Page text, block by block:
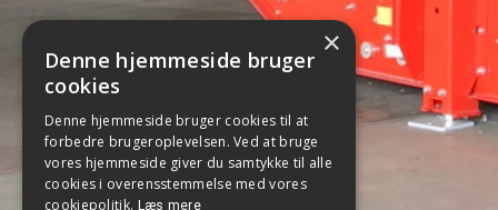
×
Denne hjemmeside bruger
cookies
Denne hjemmeside bruger cookies til at
forbedre brugeroplevelsen. Ved at bruge
vores hjemmeside giver du samtykke til alle
cookies i overensstemmelse med vores
cookiepolitik. Læs mere